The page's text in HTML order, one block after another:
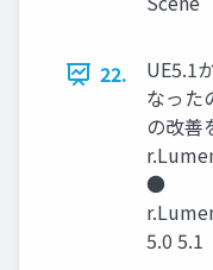
22.
UE5.1
なった
の改
●
5.0 5.1